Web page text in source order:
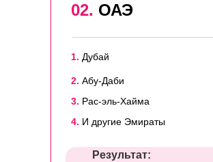
02. ОАЭ
1. Дубай
2. Абу-Даби
Результат:
4. И другие Эмираты
3. Рас-эль-Хайма